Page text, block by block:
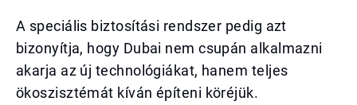
A speciális biztosítási rendszer pedig azt
bizonyítja, hogy Dubai nem csupán alkalmazni
akarja az új technológiákat, hanem teljes
ökoszisztémát kíván építeni köréjük.